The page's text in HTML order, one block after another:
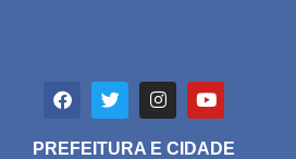
PREFEITURA E CIDADE